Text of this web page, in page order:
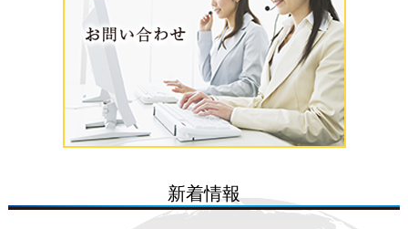
新着情報